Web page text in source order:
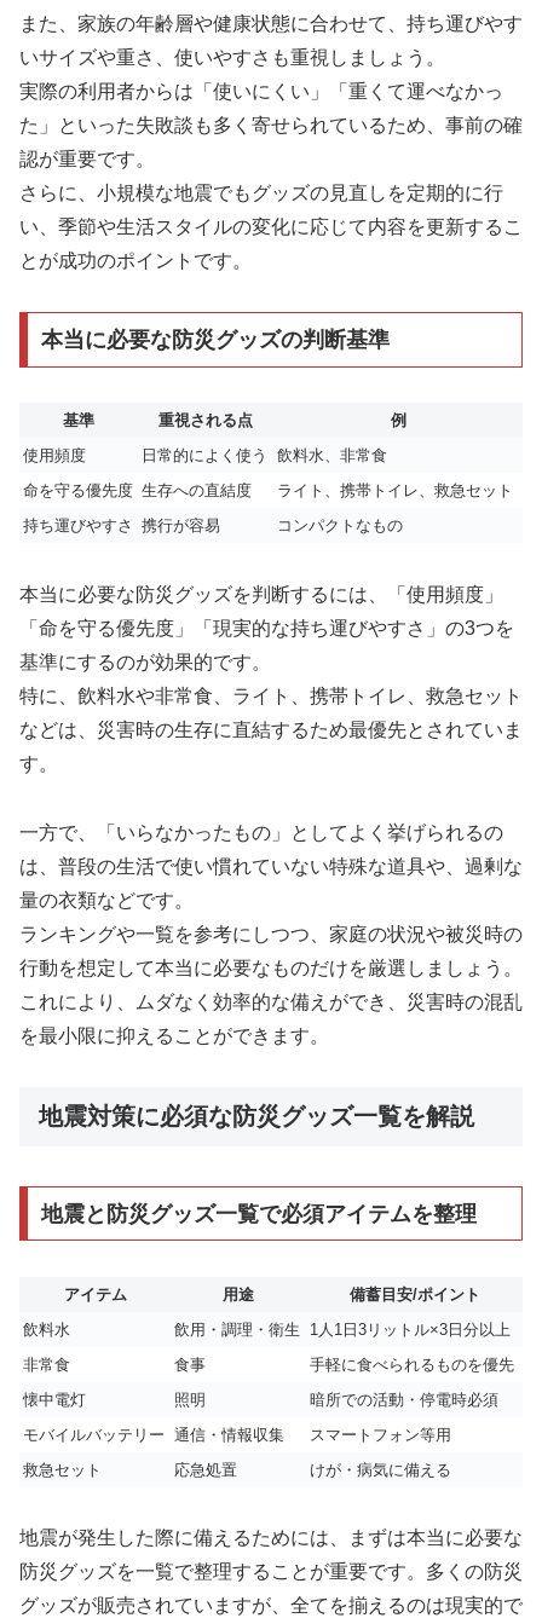
また、家族の年齢層や健康状態に合わせて、持ち運びやす
いサイズや重さ、使いやすさも重視しましょう。
実際の利用者からは「使いにくい」「重くて運べなかっ
た」といった失敗談も多く寄せられているため、事前の確
認が重要です。
さらに、小規模な地震でもグッズの見直しを定期的に行
い、季節や生活スタイルの変化に応じて内容を更新するこ
とが成功のポイントです。
本当に必要な防災グッズの判断基準
基準 重視される点
例
使用頻度
日常的によく使う
飲料水、非常食
命を守る優先度 生存への直結度
ライト、携帯トイレ、救急セット
持ち運びやすさ
携行が容易 コンパクトなもの
本当に必要な防災グッズを判断するには、「使用頻度」
「命を守る優先度」「現実的な持ち運びやすさ」の3つを
基準にするのが効果的です。
特に、飲料水や非常食、ライト、携帯トイレ、救急セット
などは、災害時の生存に直結するため最優先とされていま
す。
一方で、「いらなかったもの」としてよく挙げられるの
は、普段の生活で使い慣れていない特殊な道具や、過剰な
量の衣類などです。
ランキングや一覧を参考にしつつ、家庭の状況や被災時の
行動を想定して本当に必要なものだけを厳選しましょう。
これにより、ムダなく効率的な備えができ、災害時の混乱
を最小限に抑えることができます。
地震対策に必須な防災グッズ一覧を解説
地震と防災グッズ一覧で必須アイテムを整理
アイテム 用途
備蓄目安/ポイント
飲料水
飲用・調理・衛生
1人1日3リットル×3日分以上
非常食
食事
手軽に食べられるものを優先
懐中電灯
照明
暗所での活動・停電時必須
モバイルバッテリー 通信・情報収集
スマートフォン等用
救急セット
応急処置 けが・病気に備える
地震が発生した際に備えるためには、まずは本当に必要な
防災グッズを一覧で整理することが重要です。多くの防災
グッズが販売されていますが、全てを揃えるのは現実的で